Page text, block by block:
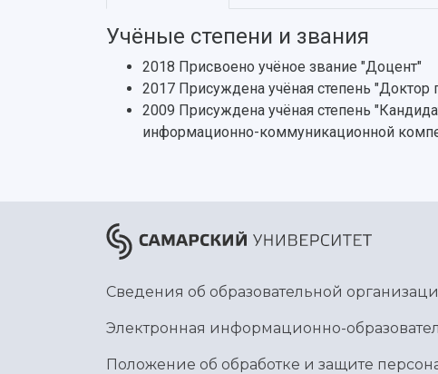
Учёные степени и звания
2018 Присвоено учёное звание "Доцент"
2017 Присуждена учёная степень "Доктор
2009 Присуждена учёная степень
информационно-коммуникационной
Сведения об образовательной
Электронная информационно-
Положение об обработке и защите